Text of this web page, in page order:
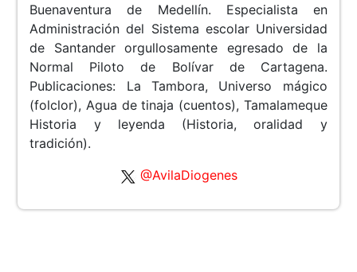
Buenaventura de Medellín. Especialista en
Administración del Sistema escolar Universidad
de Santander orgullosamente egresado de la
Normal Piloto de Bolívar de Cartagena.
Publicaciones: La Tambora, Universo mágico
(folclor), Agua de tinaja (cuentos), Tamalameque
Historia y leyenda (Historia, oralidad y
tradición).
@AvilaDiogenes